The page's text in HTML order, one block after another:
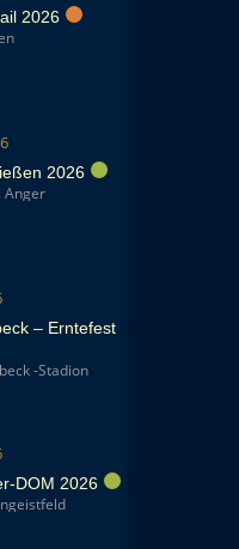
2026
2026
Anger
– Erntefest
-Stadion
DOM 2026